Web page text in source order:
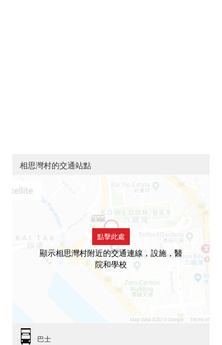
相思灣村的交通站點
點擊此處
顯示相思灣村附近的交通連線，設施，醫
院和學校
巴士